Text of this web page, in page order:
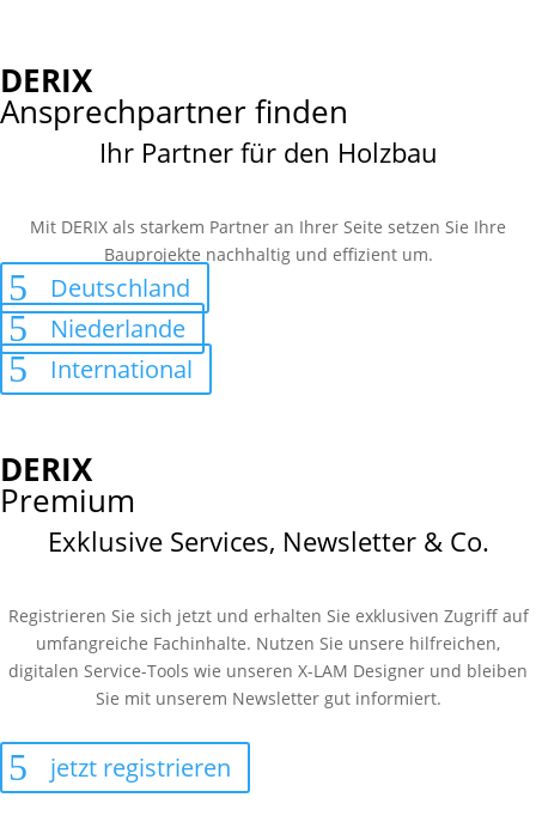
DERIX
Ansprechpartner finden
Ihr Partner für den Holzbau
Mit DERIX als starkem Partner an Ihrer Seite setzen Sie Ihre
Bauprojekte nachhaltig und effizient um.
Deutschland
Niederlande
International
DERIX
Premium
Exklusive Services, Newsletter & Co.
Registrieren Sie sich jetzt und erhalten Sie exklusiven Zugriff auf
umfangreiche Fachinhalte. Nutzen Sie unsere hilfreichen,
digitalen Service-Tools wie unseren X-LAM Designer und bleiben
Sie mit unserem Newsletter gut informiert.
jetzt registrieren